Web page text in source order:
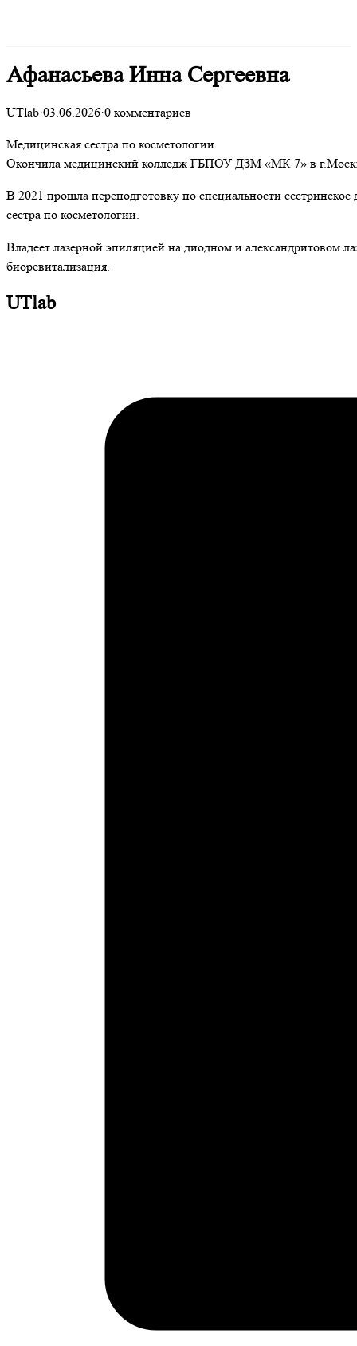
Афанасьева Инна Сергеевна
UTlab·03.06.2026·0 комментариев
Медицинская сестра по косметологии.
Окончила медицинский колледж ГБПОУ ДЗМ «МК 7» в
В 2021 прошла переподготовку по специальности
сестра по косметологии.
Владеет лазерной эпиляцией на диодном и александритовом
биоревитализация.
UTlab